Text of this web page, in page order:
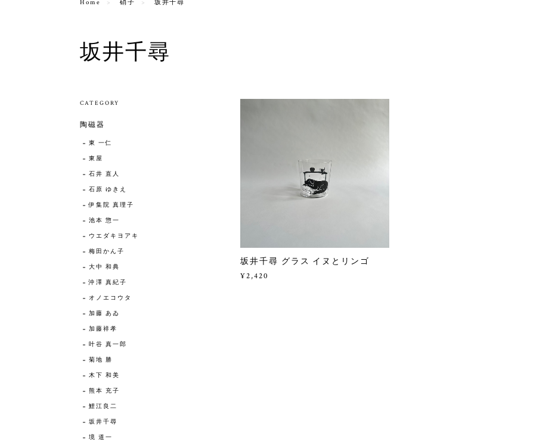
Home 硝子 坂井千尋
坂井千尋
坂井千尋 グラス イヌとリンゴ
¥2,420
CATEGORY
陶磁器
東 一仁
東屋
石井 直人
石原 ゆきえ
伊集院 真理子
池本 惣一
ウエダキヨアキ
梅田かん子
大中 和典
沖澤 真紀子
オノエコウタ
加藤 あゐ
加藤祥孝
叶谷 真一郎
菊地 勝
木下 和美
熊本 充子
鯉江良二
坂井千尋
境 道一